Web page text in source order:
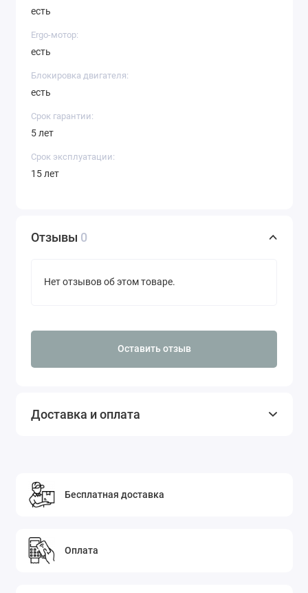
есть
Ergo-мотор:
есть
Блокировка двигателя:
есть
Срок гарантии:
5 лет
Срок эксплуатации:
15 лет
Отзывы 0
Нет отзывов об этом товаре.
Оставить отзыв
Доставка и оплата
Бесплатная доставка
Оплата